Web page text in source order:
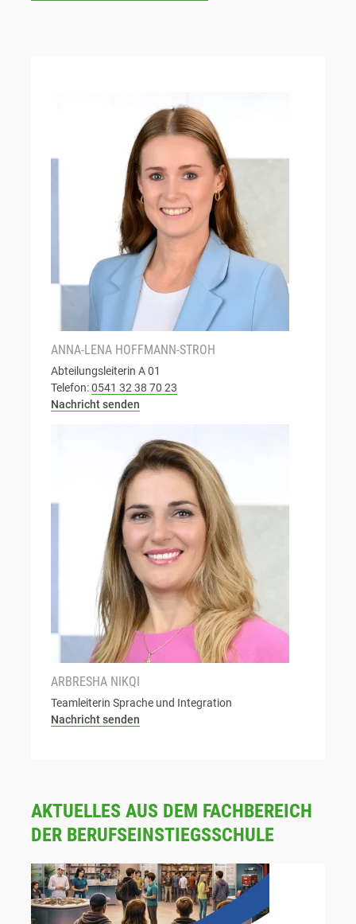
ANNA-LENA HOFFMANN-STROH
Abteilungsleiterin A 01
Telefon:0541 32 38 70 23
Nachricht senden
ARBRESHA NIKQI
Teamleiterin Sprache und Integration
Nachricht senden
AKTUELLES AUS DEM FACHBEREICH
DER BERUFSEINSTIEGSSCHULE